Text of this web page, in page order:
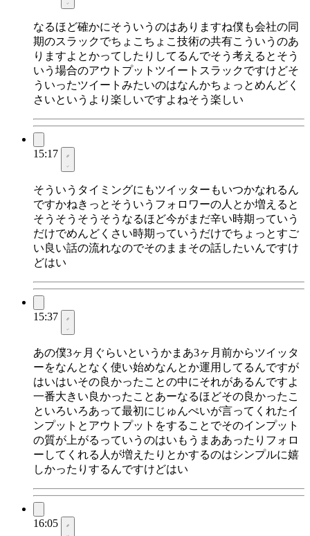
なるほど確かにそういうのはありますね僕も会社の同
期のスラックでちょこちょこ技術の共有こういうのあ
りますよとかってしたりしてるんでそう考えるとそう
いう場合のアウトプットツイートスラックですけどそ
ういったツイートみたいのはなんかちょっとめんどく
さいというより楽しいですよねそう楽しい
15:17
そういうタイミングにもツイッターもいつかなれるん
ですかねきっとそういうフォロワーの人とか増えると
そうそうそうそうなるほど今がまだ辛い時期っていう
だけでめんどくさい時期っていうだけでちょっとすご
い良い話の流れなのでそのままその話したいんですけ
どはい
15:37
あの僕3ヶ月ぐらいというかまあ3ヶ月前からツイッタ
ーをなんとなく使い始めなんとか運用してるんですが
はいはいその良かったことの中にそれがあるんですよ
一番大きい良かったことあーなるほどその良かったこ
といろいろあって最初にじゅんぺいが言ってくれたイ
ンプットとアウトプットをすることでそのインプット
の質が上がるっていうのはいもうまああったりフォロ
ーしてくれる人が増えたりとかするのはシンプルに嬉
しかったりするんですけどはい
16:05